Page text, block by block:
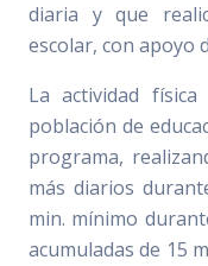
diaria y que
escolar, con apoyo
La actividad
población de
programa,
más diarios
min. mínimo
acumuladas de 15